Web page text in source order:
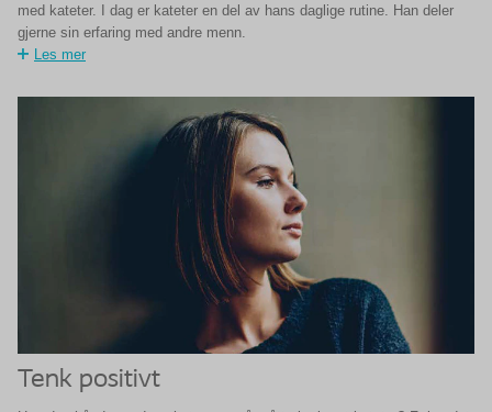
med kateter. I dag er kateter en del av hans daglige rutine. Han deler
gjerne sin erfaring med andre menn.
Les mer
Tenk positivt